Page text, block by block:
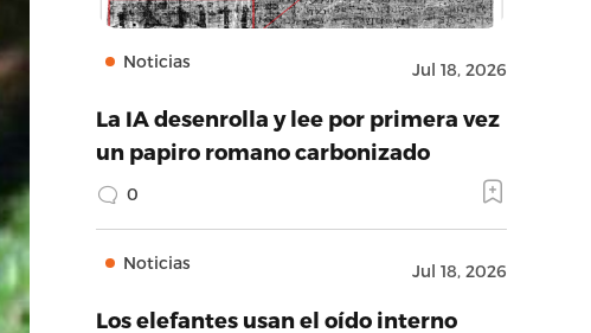
Noticias Jul 18, 2026
La IA desenrolla y lee por primera vez
un papiro romano carbonizado
0
Noticias Jul 18, 2026
Los elefantes usan el oído interno